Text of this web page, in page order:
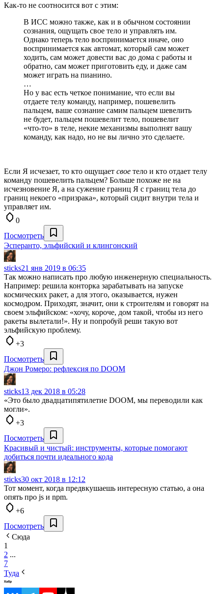
Как-то не соотносится вот с этим:
В ИСС можно также, как и в обычном состоянии
сознания, ощущать свое тело и управлять им.
Однако теперь тело воспринимается иначе, оно
воспринимается как автомат, который сам может
ходить, сам может довести вас до дома с работы и
обратно, сам может приготовить еду, и даже сам
может играть на пианино.
…
Но у вас есть четкое понимание, что если вы
отдаете телу команду, например, пошевелить
пальцем, ваше сознание самим пальцем шевелить
не будет, пальцем пошевелит тело, пошевелит
«что-то» в теле, некие механизмы выполнят вашу
команду, как надо, но не вы лично это сделаете.
Если Я исчезает, то кто ощущает свое тело и кто отдает телу
команду пошевелить пальцем? Больше похоже не на
исчезновение Я, а на сужение границ Я с границ тела до
границ некоего «призрака», который сидит внутри тела и
управляет им.
0
Посмотреть
Эсперанто, эльфийский и клингонский
sticks21 янв 2019 в 06:35
Так можно написать про любую инженерную специальность.
Например: решила конторка зарабатывать на запуске
космических ракет, а для этого, оказывается, нужен
космодром. Приходят, значит, они к строителям и говорят на
своем эльфийском: «хочу, короче, дом такой, чтобы из него
ракеты вылетали!». Ну и попробуй реши такую вот
эльфийскую проблему.
+3
Посмотреть
Джон Ромеро: рефлексия по DOOM
sticks13 дек 2018 в 05:28
«Это было двадцатипятилетие DOOM, мы переводили как
могли».
+3
Посмотреть
Красивый и чистый: инструменты, которые помогают
добиться почти идеального кода
sticks30 окт 2018 в 12:12
Тот момент, когда предвкушаешь интересную статью, а она
опять про js и npm.
+6
Посмотреть
Сюда
1
2 ...
7
Туда